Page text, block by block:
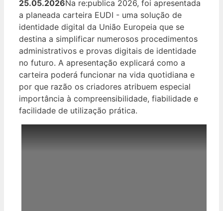
25.05.2026Na re:publica 2026, foi apresentada
a planeada carteira EUDI - uma solução de
identidade digital da União Europeia que se
destina a simplificar numerosos procedimentos
administrativos e provas digitais de identidade
no futuro. A apresentação explicará como a
carteira poderá funcionar na vida quotidiana e
por que razão os criadores atribuem especial
importância à compreensibilidade, fiabilidade e
facilidade de utilização prática.